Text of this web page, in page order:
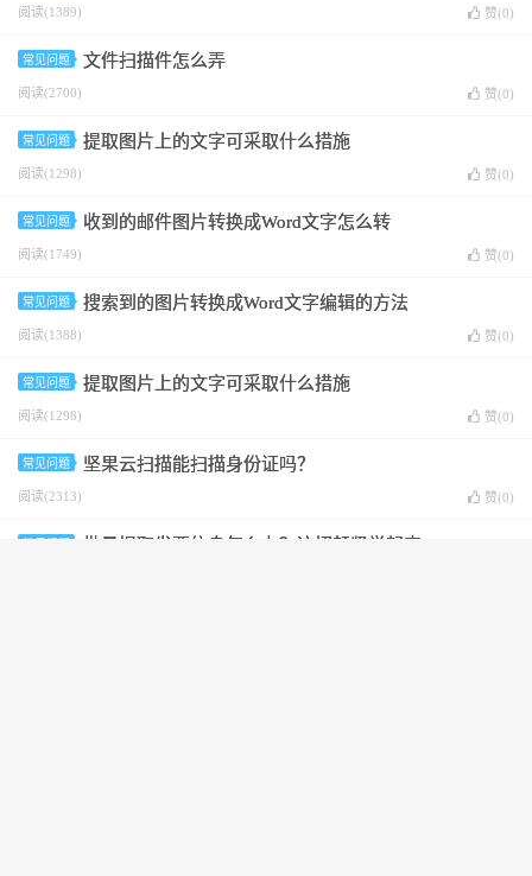
阅读(1389) 赞(0)
常见问题 文件扫描件怎么弄
阅读(2700) 赞(0)
常见问题 提取图片上的文字可采取什么措施
阅读(1298) 赞(0)
常见问题 收到的邮件图片转换成Word文字怎么转
阅读(1749) 赞(0)
常见问题 搜索到的图片转换成Word文字编辑的方法
阅读(1388) 赞(0)
常见问题 提取图片上的文字可采取什么措施
阅读(1298) 赞(0)
常见问题 坚果云扫描能扫描身份证吗？
阅读(2313) 赞(0)
批量提取发票信息怎么办？这招赶紧学起来